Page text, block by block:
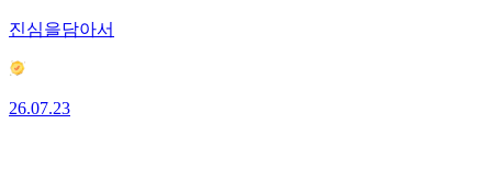
진심을담아서
26.07.23